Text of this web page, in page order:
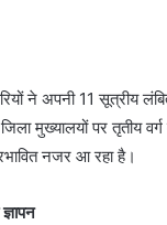
ने अपनी 11 सूत्रीय
मुख्यालयों पर तृतीय
नजर आ रहा है।